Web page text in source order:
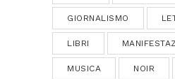
GIORNALISMO
LIBRI
MUSICA NOIR